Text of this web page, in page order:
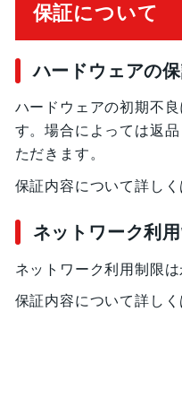
保証について
ハードウェアの
ハードウェアの初期不
す。場合によっては返
ただきます。
保証内容について詳しく
ネットワーク利
ネットワーク利用制限は
保証内容について詳しく